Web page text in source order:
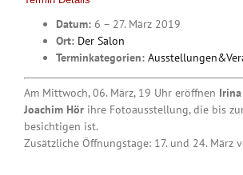
Datum: 6 – 27. März 2019
Ort: Der Salon
Terminkategorien:
Am Mittwoch, 06. März, 19 Uhr eröffnen
Joachim Hör ihre Fotoausstellung, die bis
besichtigen ist.
Zusätzliche Öffnungstage: 17. und 24. März